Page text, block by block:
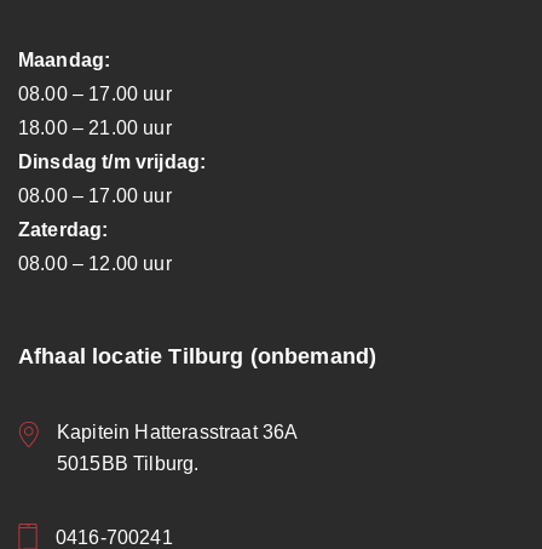
Maandag:
08.00 – 17.00 uur
18.00 – 21.00 uur
Dinsdag t/m vrijdag:
08.00 – 17.00 uur
Zaterdag:
08.00 – 12.00 uur
Afhaal locatie Tilburg (onbemand)
Kapitein Hatterasstraat 36A
5015BB Tilburg.
0416-700241